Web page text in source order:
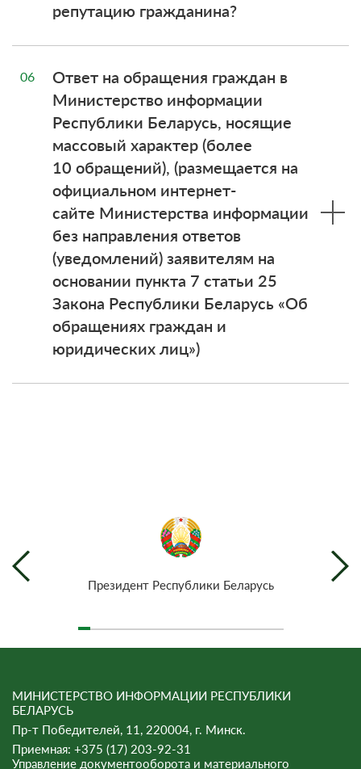
репутацию гражданина?
06
Ответ на обращения граждан в
Министерство информации
Республики Беларусь, носящие
массовый характер (более
10 обращений), (размещается на
официальном интернет-
сайте Министерства информации
без направления ответов
(уведомлений) заявителям на
основании пункта 7 статьи 25
Закона Республики Беларусь «Об
обращениях граждан и
юридических лиц»)
Президент Республики Беларусь
МИНИСТЕРСТВО ИНФОРМАЦИИ РЕСПУБЛИКИ
БЕЛАРУСЬ
Пр-т Победителей, 11, 220004, г. Минск.
Приемная: +375 (17) 203-92-31
Управление документооборота и материального